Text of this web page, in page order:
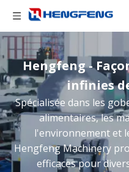
Hengfeng -
infinies
Spécialisée dans les
alimentaires, les
l'environnement et
Hengfeng Machinery
efficaces pour